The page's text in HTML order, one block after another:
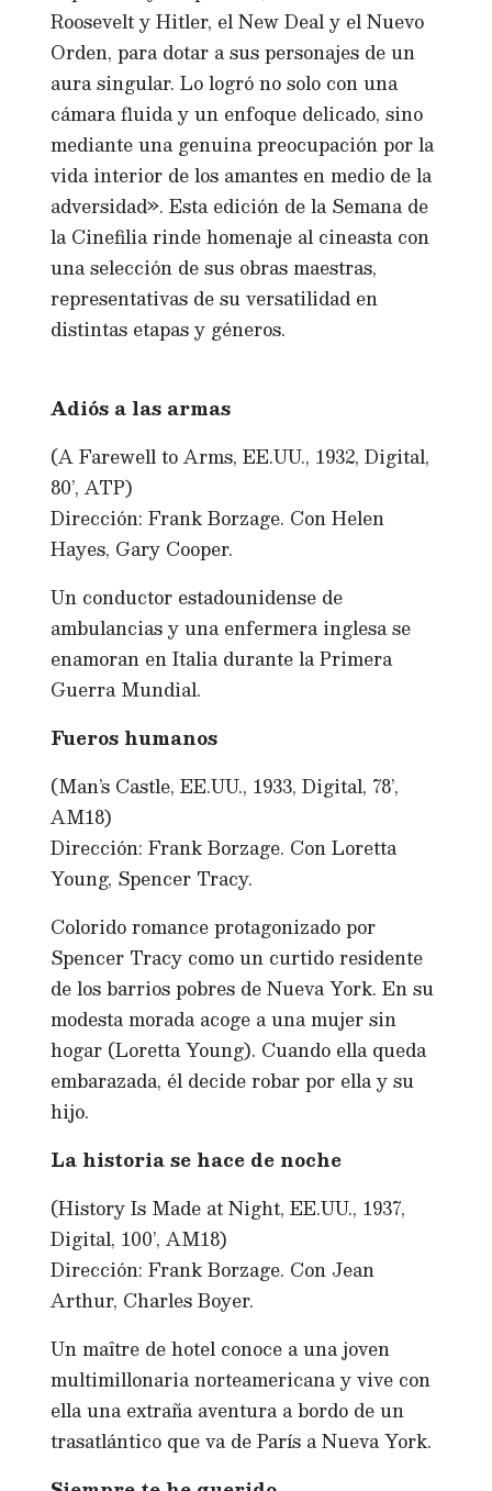
Roosevelt y Hitler, el New Deal y el Nuevo
Orden, para dotar a sus personajes de un
aura singular. Lo logró no solo con una
cámara fluida y un enfoque delicado, sino
mediante una genuina preocupación por la
vida interior de los amantes en medio de la
adversidad». Esta edición de la Semana de
la Cinefilia rinde homenaje al cineasta con
una selección de sus obras maestras,
representativas de su versatilidad en
distintas etapas y géneros.
Adiós a las armas
(A Farewell to Arms, EE.UU., 1932, Digital,
80’, ATP)
Dirección: Frank Borzage. Con Helen
Hayes, Gary Cooper.
Un conductor estadounidense de
ambulancias y una enfermera inglesa se
enamoran en Italia durante la Primera
Guerra Mundial.
Fueros humanos
(Man’s Castle, EE.UU., 1933, Digital, 78’,
AM18)
Dirección: Frank Borzage. Con Loretta
Young, Spencer Tracy.
Colorido romance protagonizado por
Spencer Tracy como un curtido residente
de los barrios pobres de Nueva York. En su
modesta morada acoge a una mujer sin
hogar (Loretta Young). Cuando ella queda
embarazada, él decide robar por ella y su
hijo.
La historia se hace de noche
(History Is Made at Night, EE.UU., 1937,
Digital, 100’, AM18)
Dirección: Frank Borzage. Con Jean
Arthur, Charles Boyer.
Un maître de hotel conoce a una joven
multimillonaria norteamericana y vive con
ella una extraña aventura a bordo de un
trasatlántico que va de París a Nueva York.